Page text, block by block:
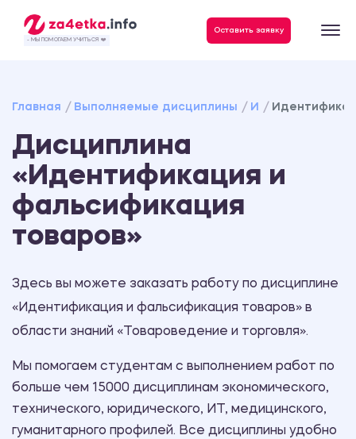
- МЫ ПОМОГАЕМ УЧИТЬСЯ ❤️
Оставить заявку
Главная Выполняемые дисциплины И
Дисциплина
«Идентификация и
фальсификация
товаров»
Здесь вы можете заказать работу по дисциплине
«Идентификация и фальсификация товаров» в
области знаний «Товароведение и торговля».
Мы помогаем студентам с выполнением работ по
больше чем 15000 дисциплинам экономического,
технического, юридического, ИТ, медицинского,
гуманитарного профилей. Все дисциплины удобно